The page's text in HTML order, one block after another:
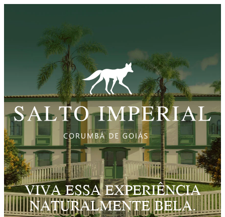
VIVA ESSA EXPERIÊNCIA
NATURALMENTE BELA.